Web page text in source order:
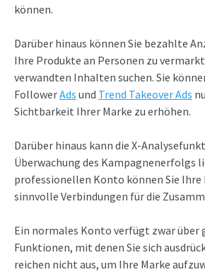
können.
Darüber hinaus können Sie bezahlte
Ihre Produkte an Personen zu
verwandten Inhalten suchen. Sie
FollowerAds und Trend Takeover Ads
Sichtbarkeit Ihrer Marke zu erhöhen.
Darüber hinaus kann die X-
Überwachung des Kampagnenerfolgs
professionellen Konto können Sie Ihre
sinnvolle Verbindungen für die
Ein normales Konto verfügt zwar über
Funktionen, mit denen Sie sich
reichen nicht aus, um Ihre Marke